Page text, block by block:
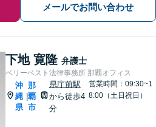
メールでお問い合わせ
下地 寛隆 弁護士
ベリーベスト法律事務所 那覇オフィス
沖
縄
県
|
那
覇
市
県庁前駅
から徒歩4
分
営業時間：09:30~1
8:00（土日祝日）